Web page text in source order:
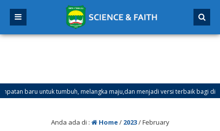
baru untuk tumbuh, melangka maju,dan menjadi versi terbaik bagi dirimu.
Anda ada di : Home/ 2023/February